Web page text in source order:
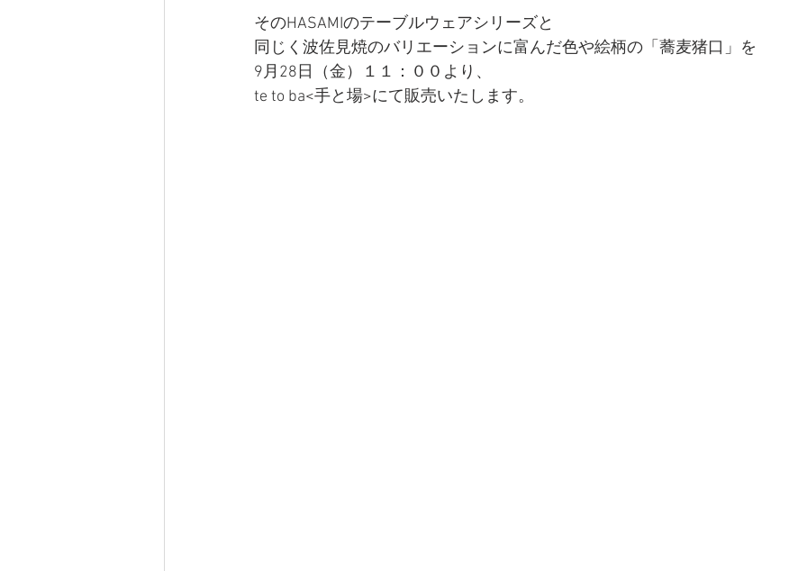
そのHASAMIのテーブルウェアシリーズと
同じく波佐見焼のバリエーションに富んだ色や絵柄の「蕎麦猪口」を
9月28日（金）１１：００より、
te to ba<手と場>にて販売いたします。